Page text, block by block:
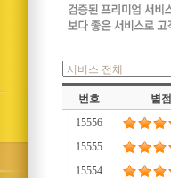
번호 별점
15556
15555
15554